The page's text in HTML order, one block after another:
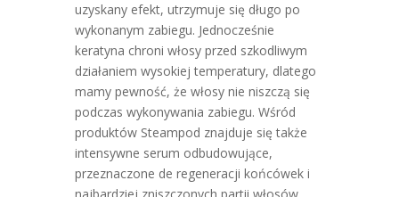
uzyskany efekt, utrzymuje się długo po
wykonanym zabiegu. Jednocześnie
keratyna chroni włosy przed szkodliwym
działaniem wysokiej temperatury, dlatego
mamy pewność, że włosy nie niszczą się
podczas wykonywania zabiegu. Wśród
produktów Steampod znajduje się także
intensywne serum odbudowujące,
przeznaczone de regeneracji końcówek i